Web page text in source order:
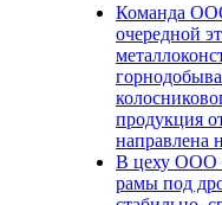
Команда
очередной
продукция
направлена
В цеху ООО
рамы под